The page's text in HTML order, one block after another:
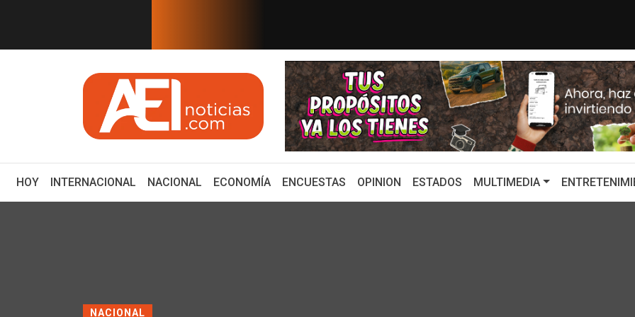
ZACATECAS DEBE SER UNO DE LOS GRANDES DESTINOS TURÍS...Con emotivo
HOY(CURRENT)
INTERNACIONAL NACIONAL ECONOMÍA ENCUESTAS OPINION ESTADOS MULTIMEDIA
NACIONAL